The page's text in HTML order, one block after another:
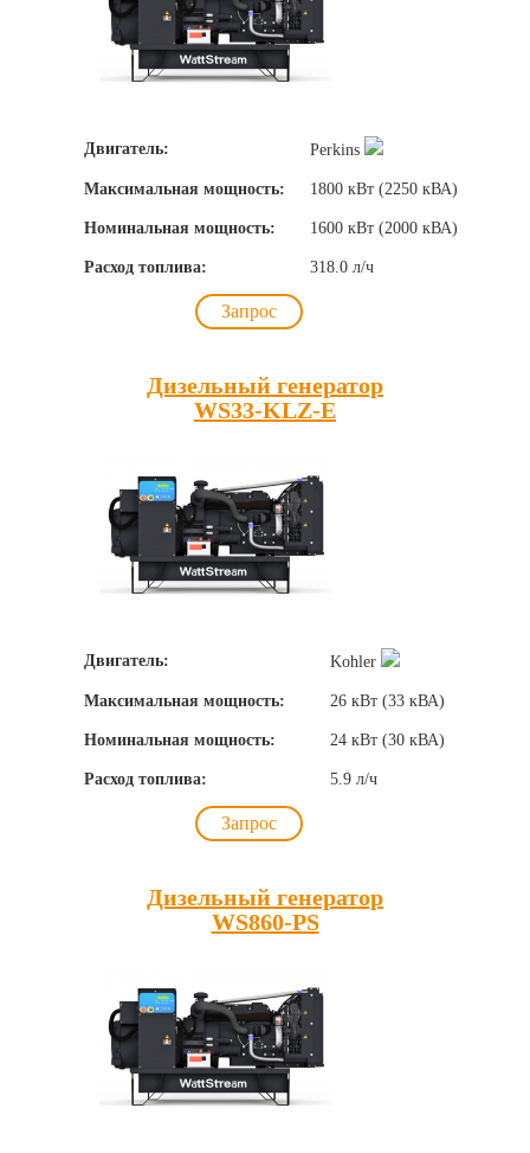
Двигатель: Perkins
Максимальная мощность: 1800 кВт (2250 кВА)
Номинальная мощность: 1600 кВт (2000 кВА)
Расход топлива: 318.0 л/ч
Запрос
Дизельный генератор
WS33-KLZ-E
Двигатель: Kohler
Максимальная мощность: 26 кВт (33 кВА)
Номинальная мощность: 24 кВт (30 кВА)
Расход топлива: 5.9 л/ч
Запрос
Дизельный генератор
WS860-PS